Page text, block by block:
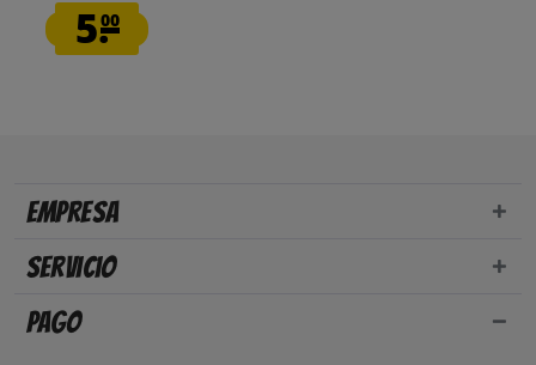
5.00
Empresa
Servicio
Pago